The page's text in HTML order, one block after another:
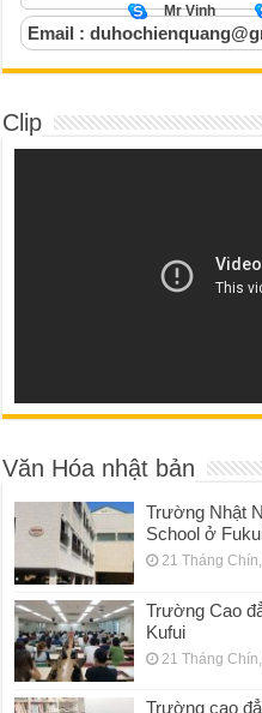
Mr Vinh
Email :
Clip
Văn Hóa nhật bản
Trường Nhật
School ở
21 Tháng
Trường Cao
Kufui
21 Tháng
Trường cao